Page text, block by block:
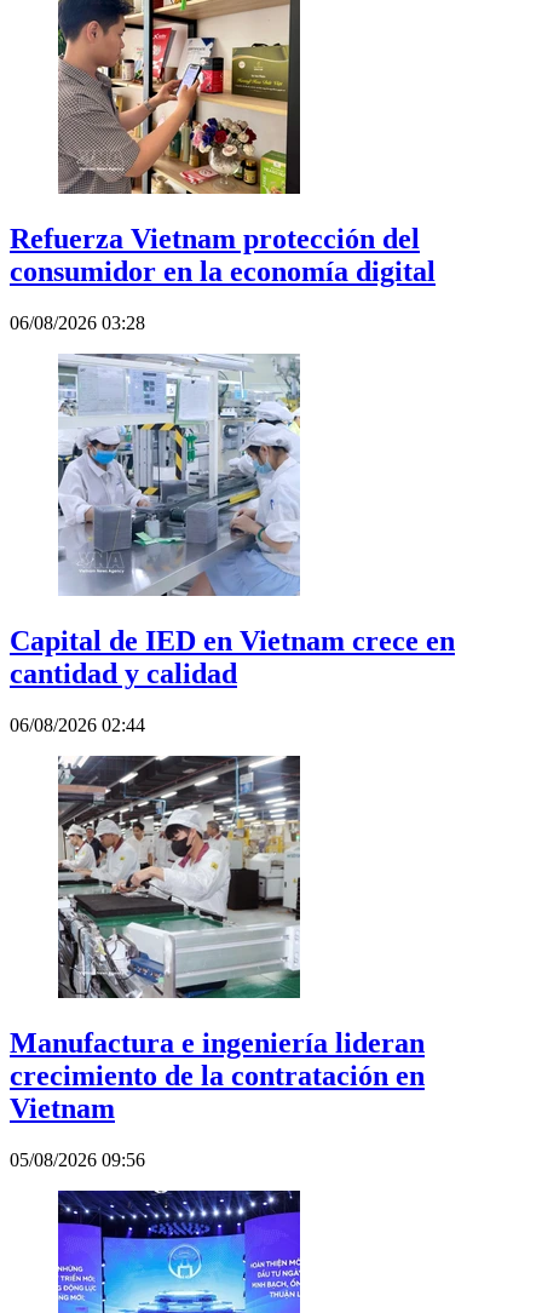
Refuerza Vietnam protección del
consumidor en la economía digital
06/08/2026 03:28
Capital de IED en Vietnam crece en
cantidad y calidad
06/08/2026 02:44
Manufactura e ingeniería lideran
crecimiento de la contratación en
Vietnam
05/08/2026 09:56